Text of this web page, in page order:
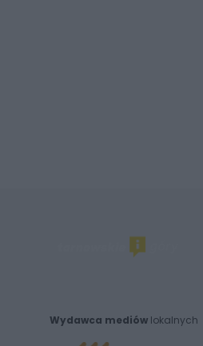
Wydawca mediów lokalnych